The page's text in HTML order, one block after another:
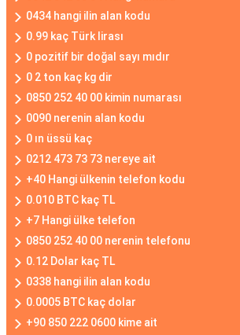
0434 hangi ilin alan kodu
0.99 kaç Türk lirası
0 pozitif bir doğal sayı mıdır
0 2 ton kaç kg dir
0850 252 40 00 kimin numarası
0090 nerenin alan kodu
0 ın üssü kaç
0212 473 73 73 nereye ait
+40 Hangi ülkenin telefon kodu
0.010 BTC kaç TL
+7 Hangi ülke telefon
0850 252 40 00 nerenin telefonu
0.12 Dolar kaç TL
0338 hangi ilin alan kodu
0.0005 BTC kaç dolar
+90 850 222 0600 kime ait